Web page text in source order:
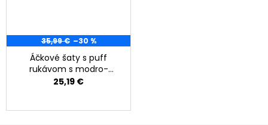
35,99 € –30 %
Áčkové šaty s puff
rukávom s modro-
béžovým vzorom
25,19 €